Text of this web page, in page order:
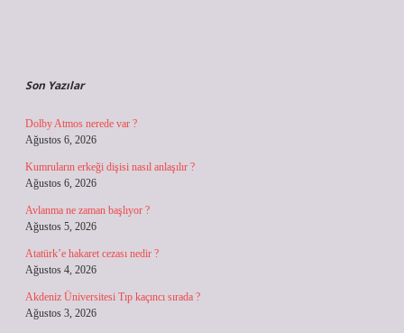
Son Yazılar
Dolby Atmos nerede var ?
Ağustos 6, 2026
Kumruların erkeği dişisi nasıl anlaşılır ?
Ağustos 6, 2026
Avlanma ne zaman başlıyor ?
Ağustos 5, 2026
Atatürk’e hakaret cezası nedir ?
Ağustos 4, 2026
Akdeniz Üniversitesi Tıp kaçıncı sırada ?
Ağustos 3, 2026